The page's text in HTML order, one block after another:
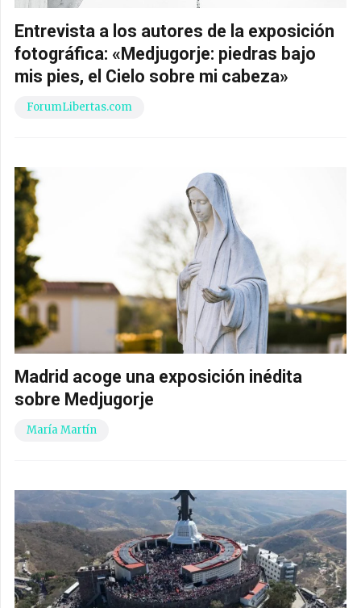
Entrevista a los autores de la exposición
fotográfica: «Medjugorje: piedras bajo
mis pies, el Cielo sobre mi cabeza»
ForumLibertas.com
Madrid acoge una exposición inédita
sobre Medjugorje
María Martín